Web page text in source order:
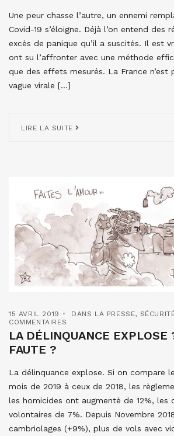
Une peur chasse l’autre, un ennemi
Covid-19 s’éloigne. Déjà l’on entend des
excès de panique qu’il a suscités. Il est
ont su l’affronter avec une méthode
que des effets mesurés. La France n’est
vague virale […]
LIRE LA SUITE
15 AVRIL 2019 DANS LA PRESSE,
COMMENTAIRES
LA DÉLINQUANCE EXPLOSE
FAUTE ?
La délinquance explose. Si on compare
mois de 2019 à ceux de 2018, les
les homicides ont augmenté de 12%, les
volontaires de 7%. Depuis Novembre
cambriolages (+9%), plus de vols avec